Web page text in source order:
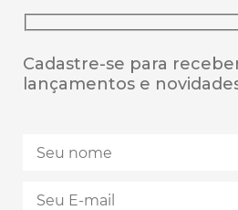
Cadastre-se para
lançamentos e